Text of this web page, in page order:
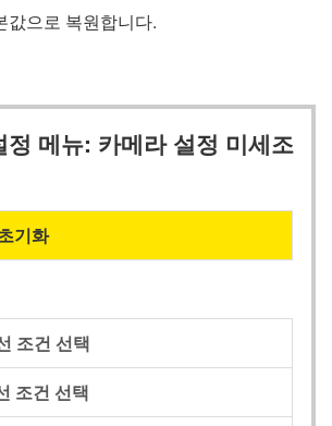
값으로 복원합니다.
정 메뉴: 카메라 설정 미세조
기화
조건 선택
조건 선택